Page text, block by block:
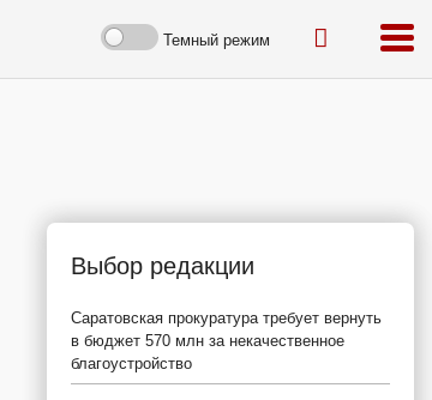
Темный режим
Выбор редакции
Саратовская прокуратура требует вернуть
в бюджет 570 млн за некачественное
благоустройство